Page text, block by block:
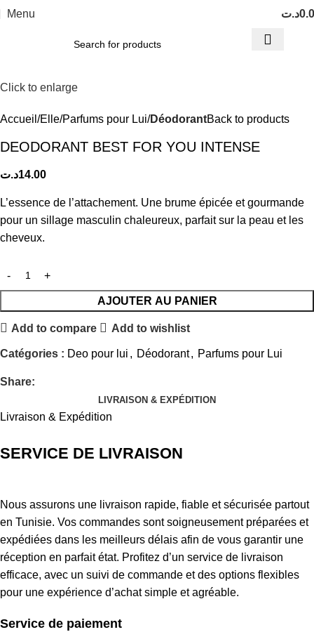
Menu د.ت
Click to enlarge
Accueil Elle Parfums pour Lui DéodorantBack to products
DEODORANT BEST FOR YOU INTENSE
14.00د.ت
L’essence de l’attachement. Une brume épicée et gourmande
pour un sillage masculin chaleureux, parfait sur la peau et les
cheveux.
AJOUTER AU PANIER
Add to compare Add to wishlist
Catégories : Deo pour lui , Déodorant, Parfums pour Lui
Share:
LIVRAISON & EXPÉDITION
Livraison & Expédition
SERVICE DE LIVRAISON
Nous assurons une livraison rapide, fiable et sécurisée partout
en Tunisie. Vos commandes sont soigneusement préparées et
expédiées dans les meilleurs délais afin de vous garantir une
réception en parfait état. Profitez d’un service de livraison
efficace, avec un suivi de commande et des options flexibles
pour une expérience d’achat simple et agréable.
Service de paiement